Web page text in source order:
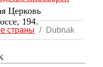
Церковь
194.
страны / Dubnak